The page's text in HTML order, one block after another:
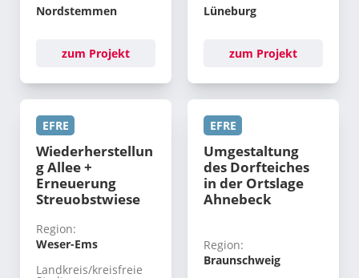
Nordstemmen
zum Projekt
Lüneburg
zum Projekt
EFRE
Wiederherstellun
g Allee +
Erneuerung
Streuobstwiese
Region:
Weser-Ems
Landkreis/kreisfreie
EFRE
Umgestaltung
des Dorfteiches
in der Ortslage
Ahnebeck
Region:
Braunschweig